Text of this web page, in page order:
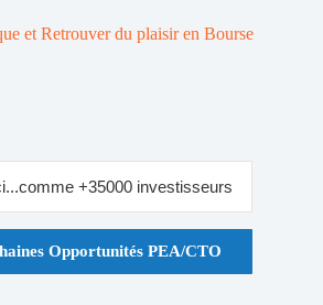
et Retrouver du plaisir en Bourse
Opportunités PEA/CTO